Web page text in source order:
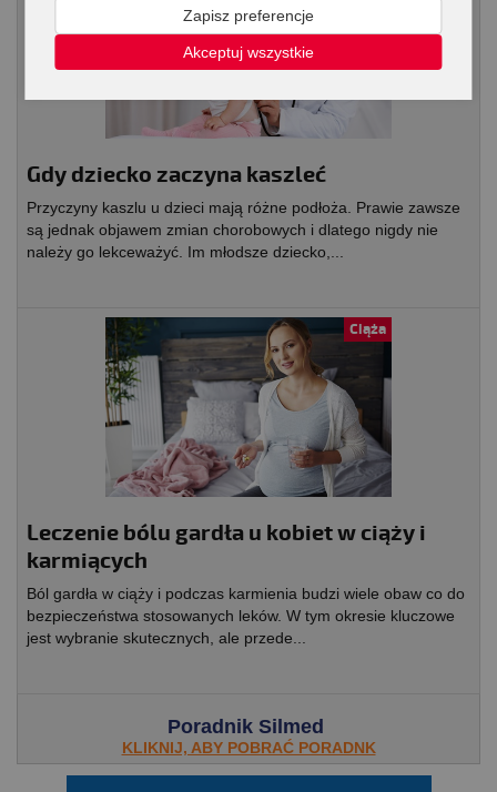
Gdy dziecko zaczyna kaszleć
Przyczyny kaszlu u dzieci mają różne podłoża. Prawie zawsze
są jednak objawem zmian chorobowych i dlatego nigdy nie
należy go lekceważyć. Im młodsze dziecko,...
Ciąża
Leczenie bólu gardła u kobiet w ciąży i
karmiących
Ból gardła w ciąży i podczas karmienia budzi wiele obaw co do
bezpieczeństwa stosowanych leków. W tym okresie kluczowe
jest wybranie skutecznych, ale przede...
Poradnik Silmed
KLIKNIJ, ABY POBRAĆ PORADNK
Zapisz preferencje
Akceptuj wszystkie